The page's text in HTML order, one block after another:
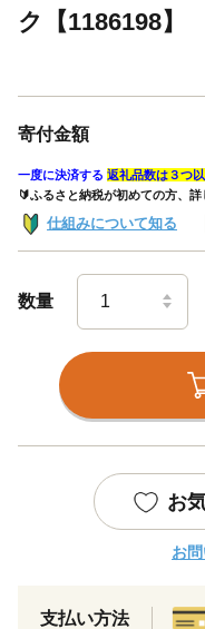
ク【1186198】
寄付金額
一度に決済する 返礼品数は３つ
🔰ふるさと納税が初めての方、
仕組みについて知る
数量
お
お
支払い方法